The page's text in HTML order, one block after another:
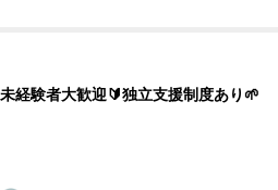
経験者大歓迎🔰独立支援制度あり🌱